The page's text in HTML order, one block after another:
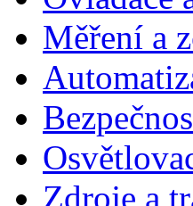
Měření a
Zdroje a